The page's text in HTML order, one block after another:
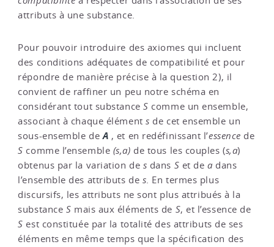
attributs à une substance.
Pour pouvoir introduire des axiomes qui incluent
des conditions adéquates de compatibilité et pour
répondre de manière précise à la question 2), il
convient de raffiner un peu notre schéma en
considérant tout substanceS comme un ensemble,
associant à chaque éléments de cet ensemble un
sous-ensemble deA , et en redéfinissant l’essence de
S comme l’ensemble (s,a) de tous les couples (s,a)
obtenus par la variation de s dans S et dea dans
l’ensemble des attributs de s. En termes plus
discursifs, les attributs ne sont plus attribués à la
substance S mais aux éléments de S, et l’essence de
S est constituée par la totalité des attributs de ses
éléments en même temps que la spécification des